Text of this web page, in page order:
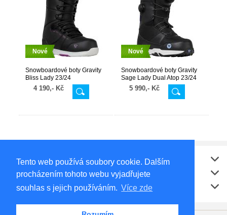
Tento web používá soubory cookie. Dalším
procházením tohoto webu vyjadřujete
souhlas s jejich používáním. Více zde
Nové
Snowboardové boty Gravity
Bliss Lady 23/24
Black/Purple
4 190,- Kč
Nové
Snowboardové boty Gravity
Sage Lady Dual Atop 23/24
Black/Lavender
5 990,- Kč
Vše o nákupu
Kontakt
Doporučujeme